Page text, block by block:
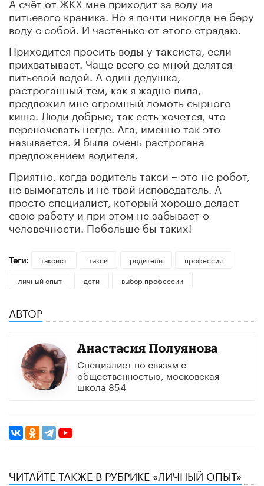
питьевого краника. Но я почти никогда не беру
воду с собой. И частенько от этого страдаю.
Приходится просить воды у таксиста, если
прихватывает. Чаще всего со мной делятся
питьевой водой. А один дедушка,
растроганный тем, как я жадно пила,
предложил мне огромный ломоть сырного
киша. Люди добрые, так есть хочется, что
переночевать негде. Ага, именно так это
называется. Я была очень растрогана
предложением водителя.
Приятно, когда водитель такси – это не робот,
не вымогатель и не твой исповедатель. А
просто специалист, который хорошо делает
свою работу и при этом не забывает о
человечности. Побольше бы таких!
Теги: таксист такси родители
профессия
личный опыт
дети выбор профессии
АВТОР
Анастасия Полуянова
Специалист по связям с
общественностью, московская
школа 854
ЧИТАЙТЕ ТАКЖЕ В РУБРИКЕ «ЛИЧНЫЙ ОПЫТ»